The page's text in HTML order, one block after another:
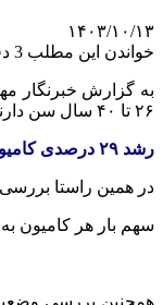
۱۴۰۳/۱۰/۱۳
خواندن این مطلب 3 دقیقه زمان میبرد
به گزارش خبرنگار
۲۶ تا ۴۰ سال سن دارند و ۶۹ هزار و ۴۶۴ دستگاه بیش از ۴۱ سال عمر دارند که از این تعداد، ۱۳ هزار دستگاه بالای ۵۰ سال سن دارند.
رشد ۲۹ درصدی کامیون‌های فعال در جاده طی ۴ سال
در همین راستا بررسی‌ها نشان می‌دهد که تعداد کامیون‌های
سهم بار هر کامیون به طور میانگین از ۱۳۸۹ تن در سال
همچنین بررسی وضعیت ۶ ماهه سال ۱۴۰۴ به نسبت ۶ ماهه سال ۱۴۰۳ نشان می‌دهد که در نیمه نخست امسال